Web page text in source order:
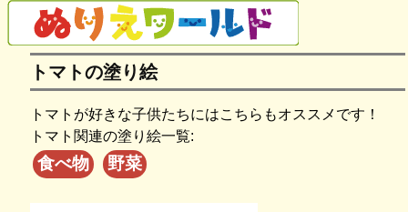
トマトの塗り絵
トマトが好きな子供たちにはこちらもオススメです！
トマト関連の塗り絵一覧:
食べ物 野菜